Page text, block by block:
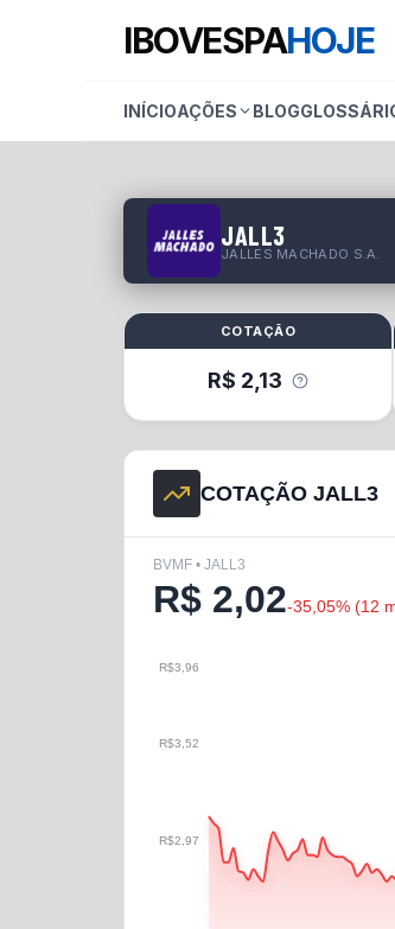
IBOVESPAHOJE
INÍCIOAÇÕES BLOG
JALL3
JALLES MACHADO S.A.
COTAÇÃO
R$ 2,13
COTAÇÃO JALL3
BVMF • JALL3
R$ 2,02-35,05% (12
R$2,97
R$3,52
R$3,96